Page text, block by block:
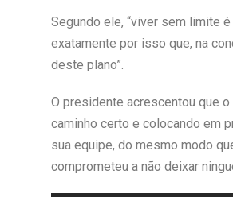
Segundo ele, “viver sem limite
exatamente por isso que, na
deste plano”.
O presidente acrescentou que
caminho certo e colocando em
sua equipe, do mesmo modo
comprometeu a não deixar